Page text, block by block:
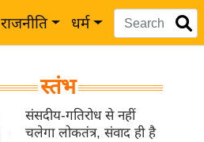
राजनीति धर्म
स्तंभ
संसदीय-गतिरोध से नहीं
चलेगा लोकतंत्र, संवाद ही है